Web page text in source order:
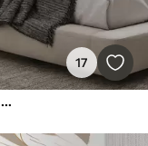
17
Peintures murales Design de roses avec effet aquarelle